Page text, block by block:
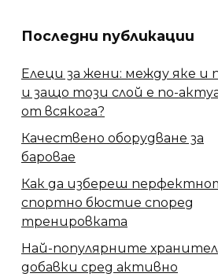
Последни публикации
Елеци за жени: между яке и
и защо този слой е по-
от всякога?
Качествено оборудване за
баровае
Как да избереш
спортно бюстие според
тренировката
Най-популярните
добавки сред активно